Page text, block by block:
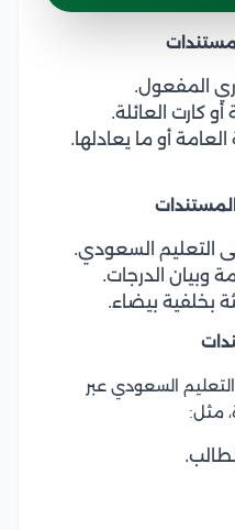
المفعول.
كارت العائلة.
أو ما يعادلها.
التعليم السعودي.
وبيان الدرجات.
السعودي عبر
مثل: